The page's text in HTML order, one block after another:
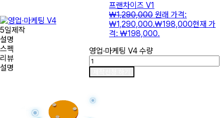
5일제작
프랜차이즈 V1
₩1,290,000 원래 가격:
₩1,290,000.₩198,000현재 가
격: ₩198,000.
영업·마케팅 V4 수량
설명
스펙
리뷰
설명